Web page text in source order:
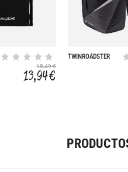
15,49 €
13,94 €
TWINROADSTER